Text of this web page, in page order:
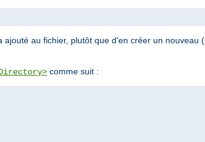
au fichier, plutôt que d'en créer un nouveau
comme suit :